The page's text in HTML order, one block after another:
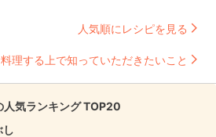
人気順にレシピを見る
理する上で知っていただきたいこと
人気ランキング TOP20
し